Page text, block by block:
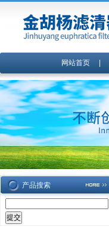
网站首页|
产品搜索